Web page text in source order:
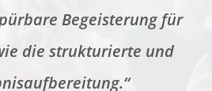
Begeisterung für
die strukturierte und